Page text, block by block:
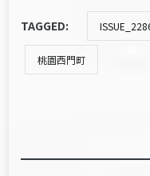
TAGGED:
桃園西門町